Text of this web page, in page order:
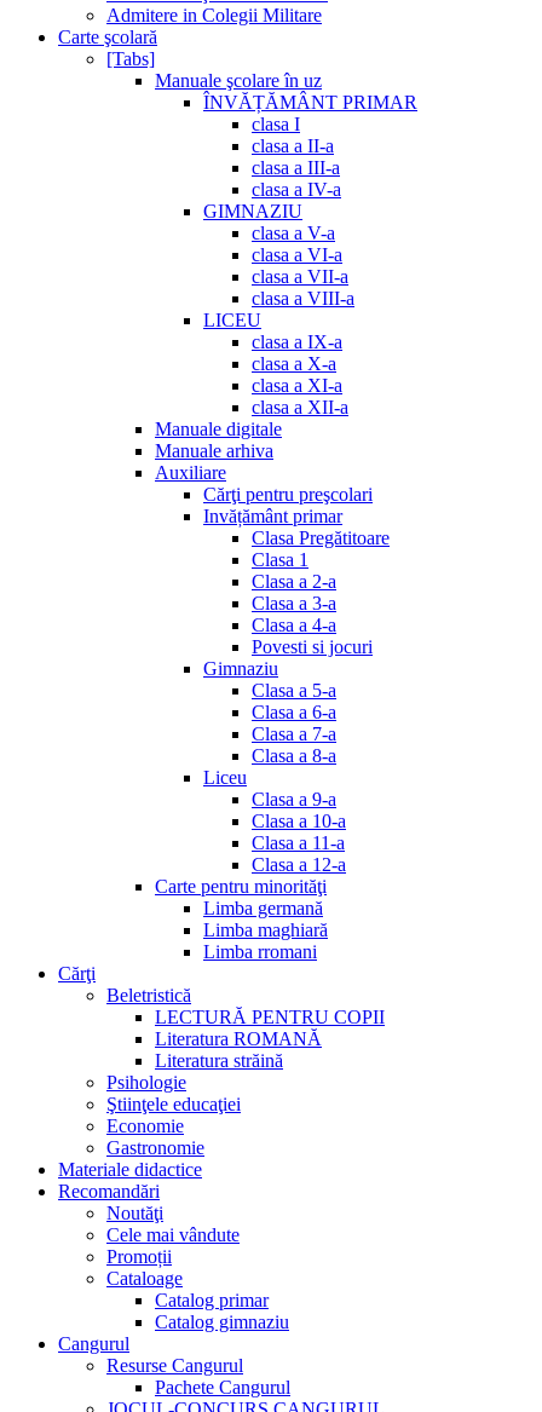
Admitere in Colegii Militare
Carte şcolară
[Tabs]
Manuale şcolare în uz
ÎNVĂȚĂMÂNT PRIMAR
clasa I
clasa a II-a
clasa a III-a
clasa a IV-a
GIMNAZIU
clasa a V-a
clasa a VI-a
clasa a VII-a
clasa a VIII-a
LICEU
clasa a IX-a
clasa a X-a
clasa a XI-a
clasa a XII-a
Manuale digitale
Manuale arhiva
Auxiliare
Cărţi pentru preşcolari
Invățământ primar
Clasa Pregătitoare
Clasa 1
Clasa a 2-a
Clasa a 3-a
Clasa a 4-a
Povesti si jocuri
Gimnaziu
Clasa a 5-a
Clasa a 6-a
Clasa a 7-a
Clasa a 8-a
Liceu
Clasa a 9-a
Clasa a 10-a
Clasa a 11-a
Clasa a 12-a
Carte pentru minorităţi
Limba germană
Limba maghiară
Limba rromani
Cărţi
Beletristică
LECTURĂ PENTRU COPII
Literatura ROMANĂ
Literatura străină
Psihologie
Ştiinţele educaţiei
Economie
Gastronomie
Materiale didactice
Recomandări
Noutăţi
Cele mai vândute
Promoții
Cataloage
Catalog primar
Catalog gimnaziu
Cangurul
Resurse Cangurul
Pachete Cangurul